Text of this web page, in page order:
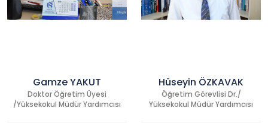
Gamze YAKUT
Doktor Öğretim Üyesi
/Yüksekokul Müdür Yardımcısı
Hüseyin ÖZKAVAK
Öğretim Görevlisi Dr./
Yüksekokul Müdür Yardımcısı